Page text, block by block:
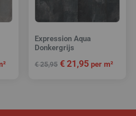
Expression Aqua
Donkergrijs
€25,95 €21,95 per m²